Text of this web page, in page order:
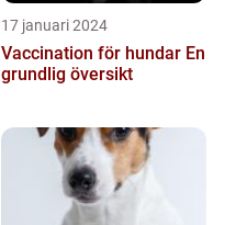
17 januari 2024
Vaccination för hundar En
grundlig översikt